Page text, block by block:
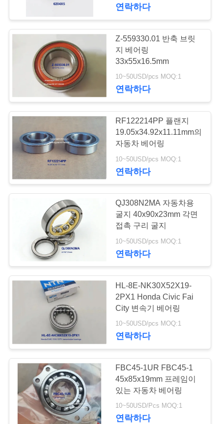
개
어
관
처
자동차 차동 베어링
162
자동차 스티어링 베
어링
자동차 휠 허브 베어
링
자동차 발전기 베어
링
20
연락하다
Z-559330.01 반축 브릿
지 베어링
33x55x16.5mm
10~50USD/pcs MOQ:1
연락하다
RF122214PP 플랜지
19.05x34.92x11.11mm의
자동차 베어링
10~50USD/pcs MOQ:1
연락하다
QJ308N2MA 자동차용
굴지 40x90x23mm 각면
접촉 구리 굴지
10~50USD/pcs MOQ:1
연락하다
HL-8E-NK30X52X19-
2PX1 Honda Civic Fai
City 변속기 베어링
10~50USD/pcs MOQ:1
연락하다
FBC45-1UR FBC45-1
45x85x19mm 프레임이
있는 자동차 베어링
10~50USD/Pcs MOQ:1
연락하다